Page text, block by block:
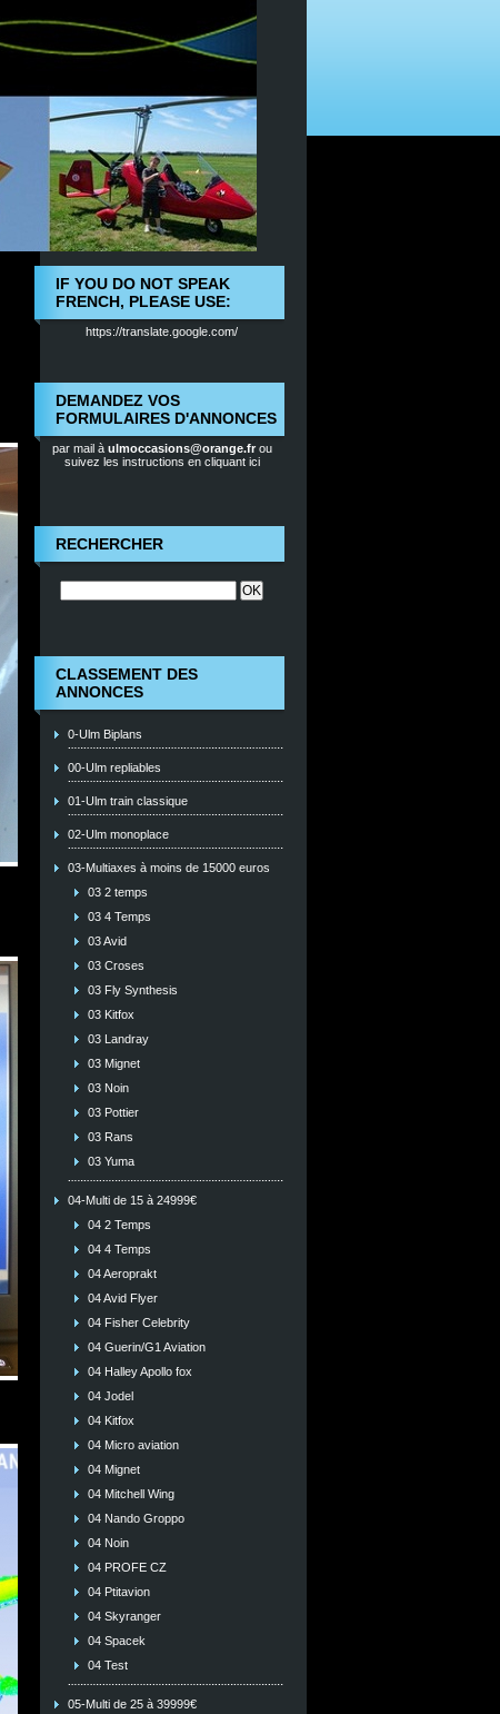
IF YOU DO NOT SPEAK
FRENCH, PLEASE USE:
https://translate.google.com/
DEMANDEZ VOS
FORMULAIRES D'ANNONCES
par mail à ulmoccasions@orange.frou
suivez les instructions en cliquant ici
RECHERCHER
CLASSEMENT DES
ANNONCES
0-Ulm Biplans
00-Ulm repliables
01-Ulm train classique
02-Ulm monoplace
03-Multiaxes à moins de 15000 euros
03 2 temps
03 4 Temps
03 Avid
03 Croses
03 Fly Synthesis
03 Kitfox
03 Landray
03 Mignet
03 Noin
03 Pottier
03 Rans
03 Yuma
04-Multi de 15 à 24999€
04 2 Temps
04 4 Temps
04 Aeroprakt
04 Avid Flyer
04 Fisher Celebrity
04 Guerin/G1 Aviation
04 Halley Apollo fox
04 Jodel
04 Kitfox
04 Micro aviation
04 Mignet
04 Mitchell Wing
04 Nando Groppo
04 Noin
04 PROFE CZ
04 Ptitavion
04 Skyranger
04 Spacek
04 Test
05-Multi de 25 à 39999€